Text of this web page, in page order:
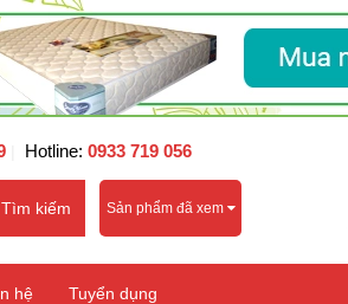
| Hotline: 0933 719 056
Sản phẩm đã xem
hệ Tuyển dụng